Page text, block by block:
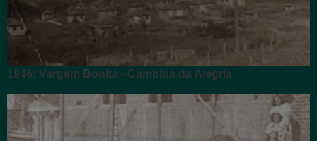
1946: Vargem Bonita - Campina da Alegria